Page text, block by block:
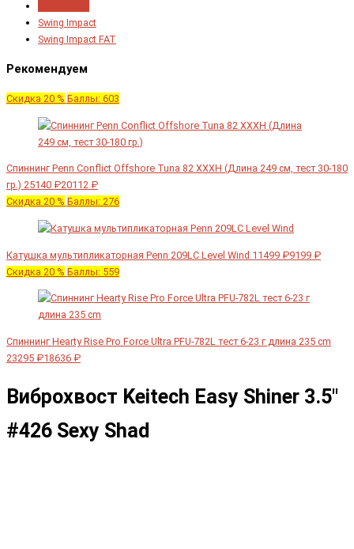
Swing Impact
Swing Impact FAT
Рекомендуем
Скидка 20 % Баллы: 603
Спиннинг Penn Conflict Offshore Tuna 82 XXXH (Длина 249 см, тест 30-180
гр.) 25140 ₽20112 ₽
Скидка 20 % Баллы: 276
Катушка мультипликаторная Penn 209LC Level Wind 11499 ₽9199 ₽
Скидка 20 % Баллы: 559
Спиннинг Hearty Rise Pro Force Ultra PFU-782L тест 6-23 г длина 235 cm
23295 ₽18636 ₽
Виброхвост Keitech Easy Shiner 3.5"
#426 Sexy Shad